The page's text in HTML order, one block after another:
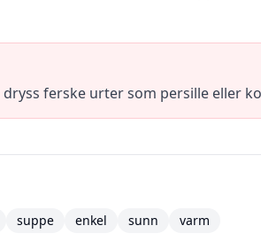
ferske urter som persille eller
suppe enkel sunn varm